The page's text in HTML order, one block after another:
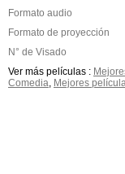
Formato audio
Formato de proyección
N° de Visado
Ver más películas :
Comedia Mejores